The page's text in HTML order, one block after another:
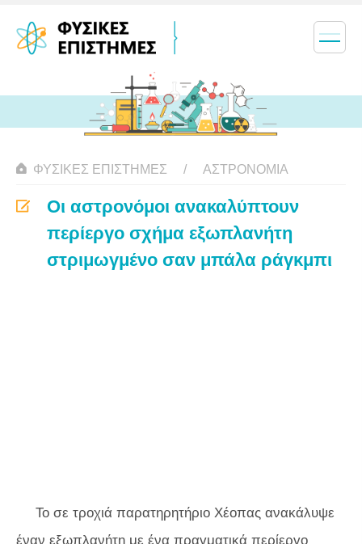
ΦΥΣΙΚΈΣ ΕΠΙΣΤΉΜΕΣ ΑΣΤΡΟΝΟΜΊΑ
Οι αστρονόμοι ανακαλύπτουν
περίεργο σχήμα εξωπλανήτη
στριμωγμένο σαν μπάλα ράγκμπι
Το σε τροχιά παρατηρητήριο Χέοπας ανακάλυψε
έναν εξωπλανήτη με ένα πραγματικά περίεργο